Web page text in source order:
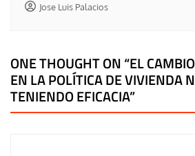
Jose Luis Palacios
ONE THOUGHT ON “EL
EN LA POLÍTICA DE VIVIENDA
TENIENDO EFICACIA”